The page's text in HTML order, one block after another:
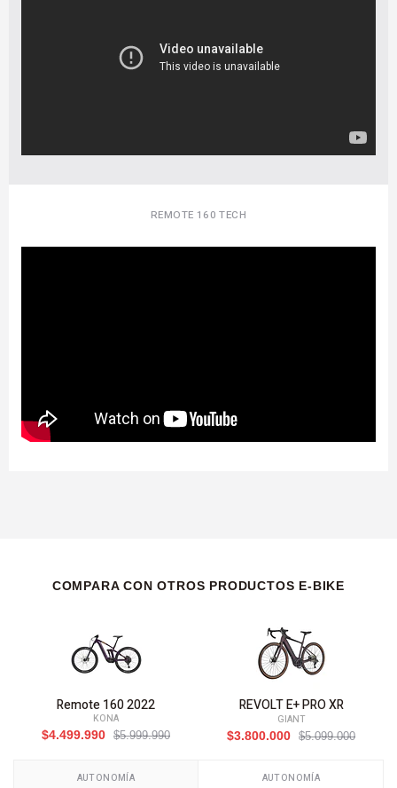
REMOTE 160 TECH
COMPARA CON OTROS PRODUCTOS E-BIKE
Remote 160 2022
KONA
$4.499.990
$5.999.990
AUTONOMÍA
REVOLT E+ PRO XR
GIANT
$3.800.000
$5.099.000
AUTONOMÍA